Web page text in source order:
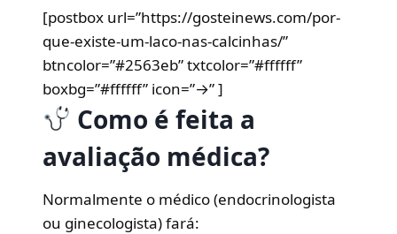
[postbox url=”https://gosteinews.com/por-
que-existe-um-laco-nas-calcinhas/”
btncolor=”#2563eb” txtcolor=”#ffffff”
boxbg=”#ffffff” icon=”→” ]
Como é feita a
avaliação médica?
Normalmente o médico (endocrinologista
ou ginecologista) fará: